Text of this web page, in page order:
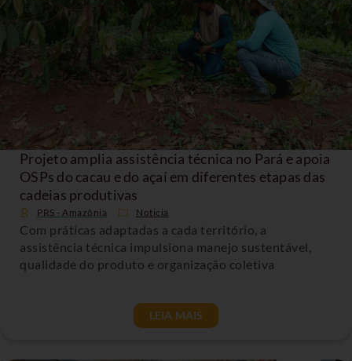
Projeto amplia assistência técnica no Pará e apoia
OSPs do cacau e do açaí em diferentes etapas das
cadeias produtivas
PRS - Amazônia Noticia
Com práticas adaptadas a cada território, a
assistência técnica impulsiona manejo sustentável,
qualidade do produto e organização coletiva
LEIA MAIS